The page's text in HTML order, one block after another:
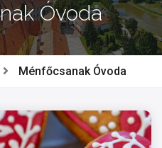
Óvoda
Ménfőcsanak Óvoda